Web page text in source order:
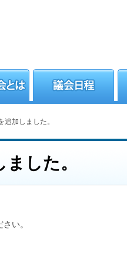
追加しました。
した。
い。